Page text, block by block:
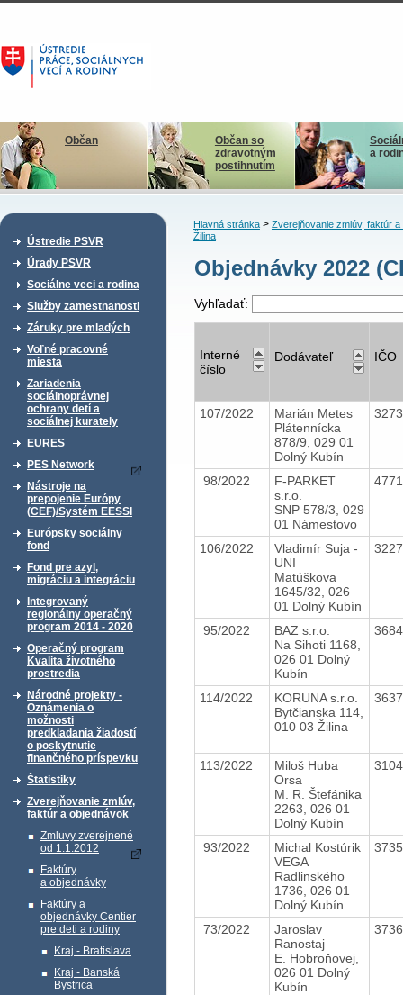
Občan
Občan so
zdravotným
postihnutím
a
Ústredie PSVR
Úrady PSVR
Sociálne veci a rodina
Služby zamestnanosti
Záruky pre mladých
Voľné pracovné
miesta
Zariadenia
sociálnoprávnej
ochrany detí a
sociálnej kurately
EURES
PES Network
Nástroje na
prepojenie Európy
(CEF)/Systém EESSI
Európsky sociálny
fond
Fond pre azyl,
migráciu a integráciu
Integrovaný
regionálny operačný
program 2014 - 2020
Operačný program
Kvalita životného
prostredia
Národné projekty -
Oznámenia o
možnosti
predkladania žiadostí
o poskytnutie
finančného príspevku
Štatistiky
Zverejňovanie zmlúv,
faktúr a objednávok
Zmluvy zverejnené
od 1.1.2012
Faktúry
a objednávky
Faktúry a
objednávky Centier
pre deti a rodiny
Kraj - Bratislava
Kraj - Banská
Bystrica
Hlavná stránka> Zverejňovanie zmlúv, faktúr a
Žilina
Objednávky 2022
Vyhľadať:
Interné
číslo
Dodávateľ IČO
107/2022
Marián Metes
Plátennícka
878/9, 029 01
Dolný Kubín
98/2022
F-PARKET
s.r.o.
SNP 578/3, 029
01 Námestovo
106/2022
Vladimír Suja -
UNI
Matúškova
1645/32, 026
01 Dolný Kubín
95/2022
BAZ s.r.o.
Na Sihoti 1168,
026 01 Dolný
Kubín
114/2022
KORUNA s.r.o.
Bytčianska 114,
010 03 Žilina
113/2022
Miloš Huba
Orsa
M. R. Štefánika
2263, 026 01
Dolný Kubín
93/2022
Michal Kostúrik
VEGA
Radlinského
1736, 026 01
Dolný Kubín
73/2022
Jaroslav
Ranostaj
E. Hobroňovej,
026 01 Dolný
Kubín